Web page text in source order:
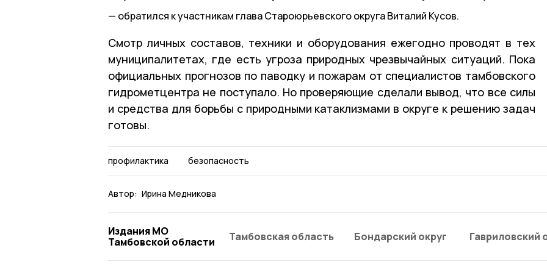
обратился к участникам глава Староюрьевского округа Виталий Кусов.
Смотр личных составов, техники и оборудования ежегодно проводят в тех
муниципалитетах, где есть угроза природных чрезвычайных ситуаций. Пока
официальных прогнозов по паводку и пожарам от специалистов тамбовского
гидрометцентра не поступало. Но проверяющие сделали вывод, что все силы
и средства для борьбы с природными катаклизмами в округе к решению задач
готовы.
профилактика безопасность
Автор: Ирина Медникова
Издания МО
Тамбовской области
Тамбовская область Бондарский округ Гавриловский